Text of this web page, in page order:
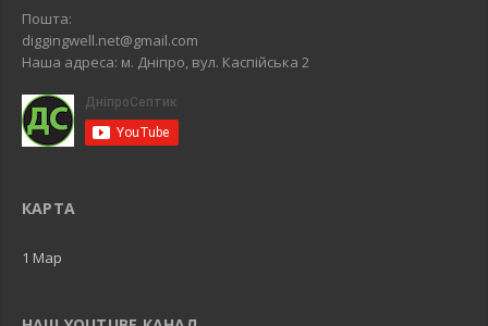
Пошта:
diggingwell.net@gmail.com
Наша адреса: м. Дніпро, вул. Каспійська 2
КАРТА
1 Map